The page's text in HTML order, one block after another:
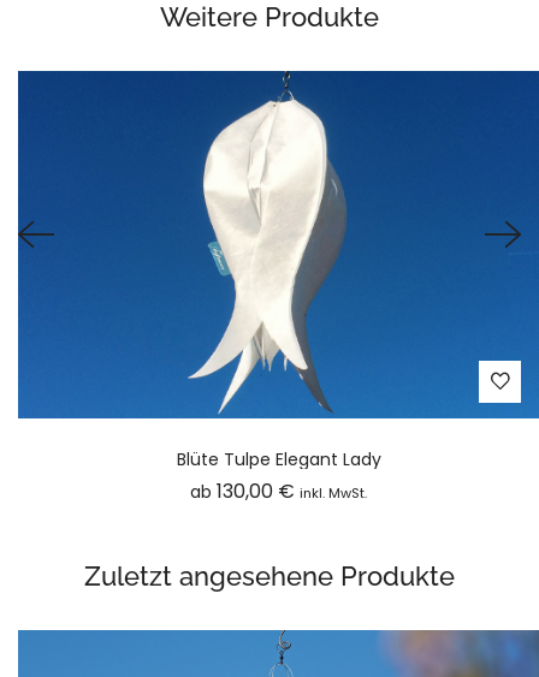
Weitere Produkte
Blüte Tulpe Elegant Lady
ab 130,00 € inkl. MwSt.
Zuletzt angesehene Produkte